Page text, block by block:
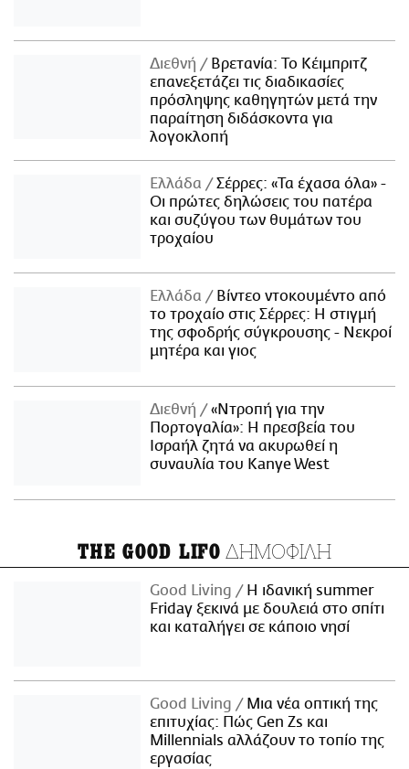
Διεθνή
Βρετανία: Το Κέιμπριτζ
επανεξετάζει τις διαδικασίες
πρόσληψης καθηγητών μετά την
παραίτηση διδάσκοντα για
λογοκλοπή
Ελλάδα
Σέρρες: «Τα έχασα όλα» -
Οι πρώτες δηλώσεις του πατέρα
και συζύγου των θυμάτων του
τροχαίου
Ελλάδα
Βίντεο ντοκουμέντο από
το τροχαίο στις Σέρρες: Η στιγμή
της σφοδρής σύγκρουσης - Νεκροί
μητέρα και γιος
Διεθνή
«Ντροπή για την
Πορτογαλία»: Η πρεσβεία του
Ισραήλ ζητά να ακυρωθεί η
συναυλία του Kanye West
THE GOOD LIFO ΔΗΜΟΦΙΛΗ
Good Living
Η ιδανική summer
Friday ξεκινά με δουλειά στο σπίτι
και καταλήγει σε κάποιο νησί
Good Living
Μια νέα οπτική της
επιτυχίας: Πώς Gen Zs και
Millennials αλλάζουν το τοπίο της
εργασίας